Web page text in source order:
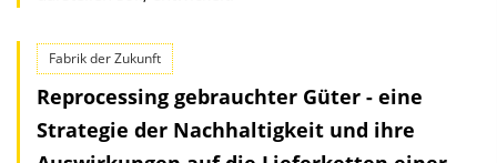
Fabrik der Zukunft
Reprocessing gebrauchter Güter - eine
Strategie der Nachhaltigkeit und ihre